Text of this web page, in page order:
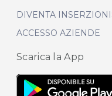
DIVENTA
ACCESSO AZIENDE
Scarica la App